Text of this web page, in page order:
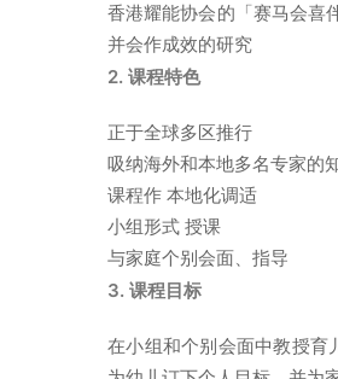
香港耀能协会的「赛马会喜
并会作成效的研究
2. 课程特色
正于全球多区推行
吸纳海外和本地多名专家的
课程作 本地化调适
小组形式 授课
与家庭个别会面、指导
3. 课程目标
在小组和个别会面中教授育